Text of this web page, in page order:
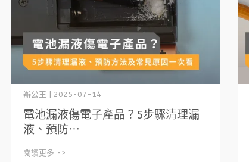
辦公王 | 2025-07-14
電池漏液傷電子產品？5步驟清理漏
液、預防⋯
閱讀更多 ->